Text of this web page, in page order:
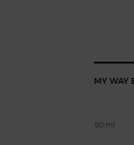
MY WAY
90 ml